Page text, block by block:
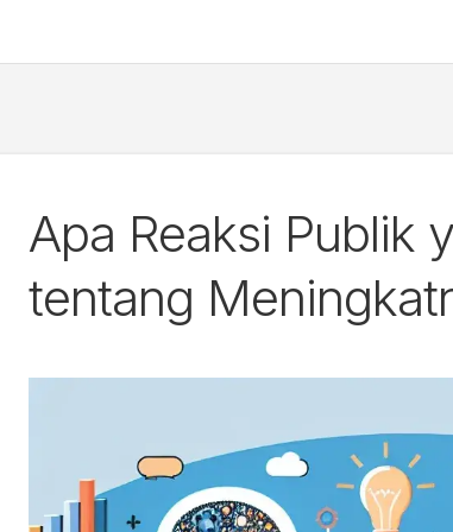
Apa Reaksi Publik
tentang